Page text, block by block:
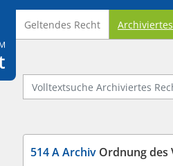
Kirchenrecht
Geltendes Recht
Volltextsuche Archiviertes Recht
514 A Archiv Ordnung des